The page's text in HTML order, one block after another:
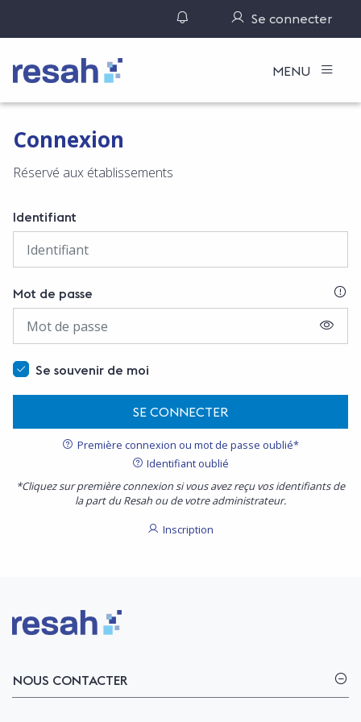
Gérer ses notifications
Se connecter
Logo Resah MENU
Connexion
Réservé aux établissements
Identifiant
Mot de passe
Se souvenir de moi
SE CONNECTER
Première connexion ou mot de passe oublié*
Identifiant oublié
*Cliquez sur première connexion si vous avez reçu vos identifiants de
la part du Resah ou de votre administrateur.
Inscription
Logo Resah
NOUS CONTACTER